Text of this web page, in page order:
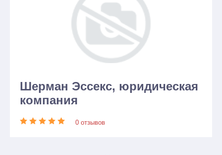
Шерман Эссекс, юридическая
компания
0 отзывов